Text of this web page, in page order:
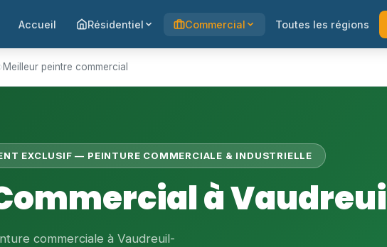
Accueil Résidentiel Commercial Toutes les régions
›Meilleur peintre commercial
EXCLUSIF — PEINTURE COMMERCIALE & INDUSTRIELLE
à
commerciale à Vaudreuil-